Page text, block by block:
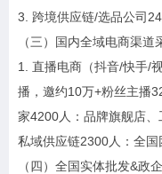
3. 跨境供应链/选品公司
（三）国内全域电商渠
1. 直播电商（抖音/快手/
播，邀约10万+粉丝主播
家4200人：品牌旗舰店
私域供应链2300人：全国
（四）全国实体批发&政